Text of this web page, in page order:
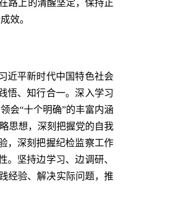
路上的清醒坚定，保持正
效。
近平新时代中国特色社会
悟、知行合一。深入学习
会“十个明确”的丰富内涵
思想，深刻把握党的自我
，深刻把握纪检监察工作
坚持边学习、边调研、
经验、解决实际问题，推